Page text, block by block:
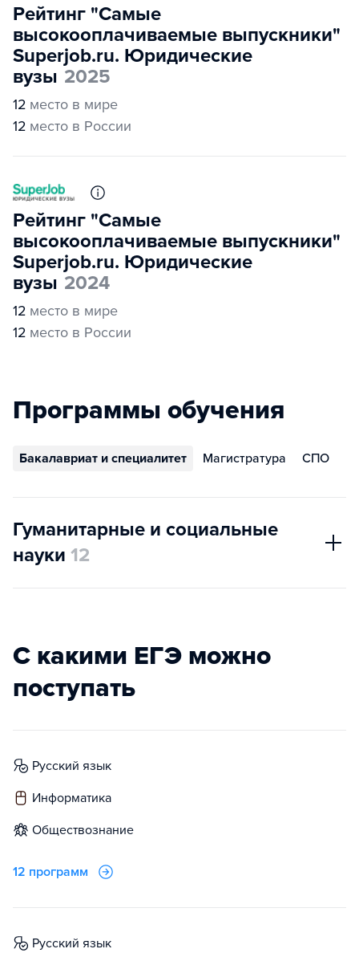
Рейтинг "Самые
высокооплачиваемые выпускники"
Superjob.ru. Юридические
вузы 2025
12 место в мире
12 место в России
Рейтинг "Самые
высокооплачиваемые выпускники"
Superjob.ru. Юридические
вузы 2024
12 место в мире
12 место в России
Программы обучения
Бакалавриат и специалитет Магистратура СПО
Гуманитарные и социальные
науки 12
С какими ЕГЭ можно
поступать
русский язык
информатика
обществознание
12 программ
русский язык